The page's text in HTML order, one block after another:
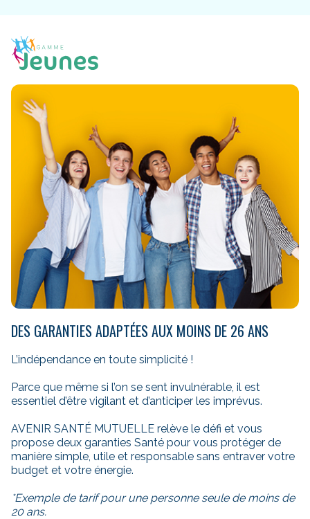
DES GARANTIES ADAPTÉES AUX MOINS DE 26 ANS
L’indépendance en toute simplicité !
Parce que même si l’on se sent invulnérable, il est
essentiel d’être vigilant et d’anticiper les imprévus.
AVENIR SANTÉ MUTUELLE relève le défi et vous
propose deux garanties Santé pour vous protéger de
manière simple, utile et responsable sans entraver votre
budget et votre énergie.
*Exemple de tarif pour une personne seule de moins de
20 ans.